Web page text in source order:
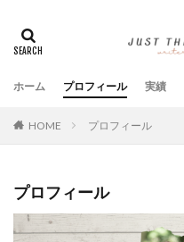
ホーム プロフィール 実績
HOME プロフィール
プロフィール